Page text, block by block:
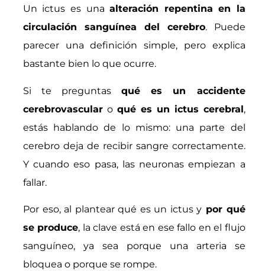
Un ictus es unaalteración repentina en la
circulación sanguínea del cerebro. Puede
parecer una definición simple, pero explica
bastante bien lo que ocurre.
Si te preguntasqué es un accidente
cerebrovascularo qué es un ictus cerebral,
estás hablando de lo mismo: una parte del
cerebro deja de recibir sangre correctamente.
Y cuando eso pasa, las neuronas empiezan a
fallar.
Por eso, al plantear qué es un ictus y por qué
se produce, la clave está en ese fallo en el flujo
sanguíneo, ya sea porque una arteria se
bloquea o porque se rompe.